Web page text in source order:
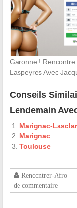
Garonne ! Rencontre
Laspeyres Avec
Conseils
Lendemain
Marignac-
Marignac
Toulouse
Rencontrer-Afro
de commentaire